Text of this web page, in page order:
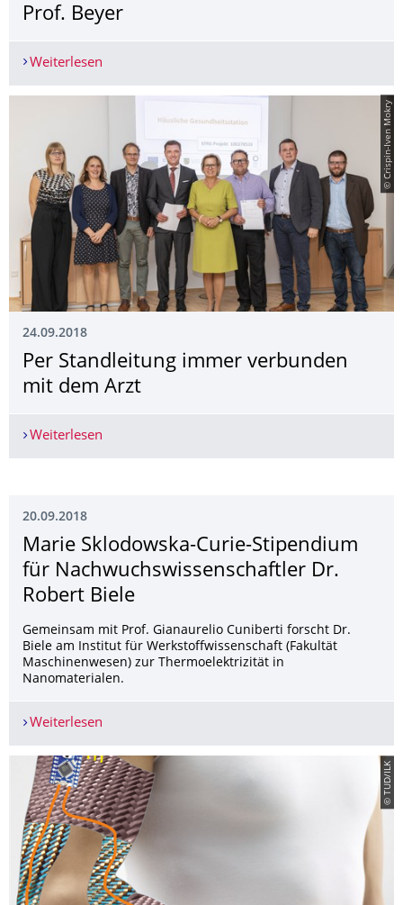
Prof. Beyer
Weiterlesen
© Crispin-Iven Mokry
24.09.2018
Per Standleitung immer verbunden
mit dem Arzt
Weiterlesen
20.09.2018
Marie Sklodowska-Curie-Stipendium
für Nachwuchswissen­schaftler Dr.
Robert Biele
Gemeinsam mit Prof. Gianaurelio Cuniberti forscht Dr.
Biele am Institut für Werkstoffwissenschaft (Fakultät
Maschinenwesen) zur Thermoelektrizität in
Nanomaterialen.
Weiterlesen
© TUD/ILK